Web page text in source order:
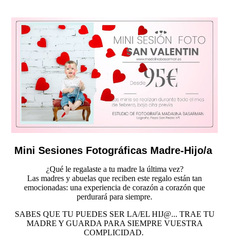
Mini Sesiones Fotográficas Madre-Hijo/a
¿Qué le regalaste a tu madre la última vez?
Las madres y abuelas que reciben este regalo están tan
emocionadas: una experiencia de corazón a corazón que
perdurará para siempre.
SABES QUE TU PUEDES SER LA/EL HIJ@... TRAE TU
MADRE Y GUARDA PARA SIEMPRE VUESTRA
COMPLICIDAD.